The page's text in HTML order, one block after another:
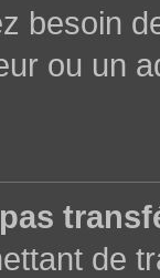
besoin
ou un
de